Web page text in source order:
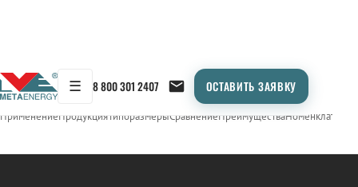
☰ 8 800 301 2407 ОСТАВИТЬ ЗАЯВКУ
← Продукция/ШИНОПРОВОД
ПрименениеПродукцияТипоразмерыСравнениеПреимуществаНоменклатура